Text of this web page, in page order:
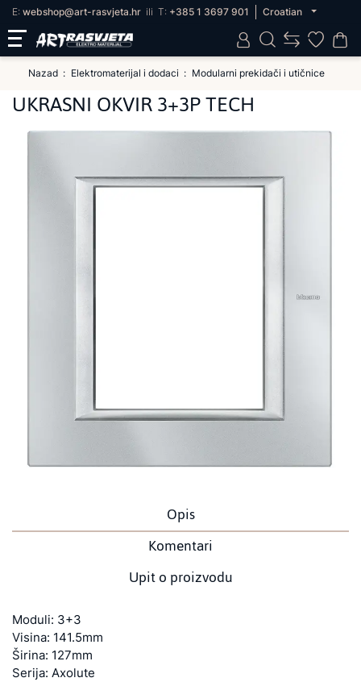
E: webshop@art-rasvjeta.hr ili T: +385 1 3697 901 Croatian
Nazad Elektromaterijal i dodaci Modularni prekidači i utičnice
UKRASNI OKVIR 3+3P TECH
Opis
Komentari
Upit o proizvodu
Moduli: 3+3
Visina: 141.5mm
Širina: 127mm
Serija: Axolute